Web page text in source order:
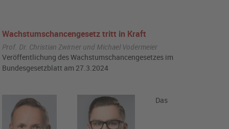
Wachstumschancengesetz tritt in Kraft
Prof. Dr. Christian Zwirner und Michael Vodermeier
Veröffentlichung des Wachstumschancengesetzes im
Bundesgesetzblatt am 27.3.2024
Das